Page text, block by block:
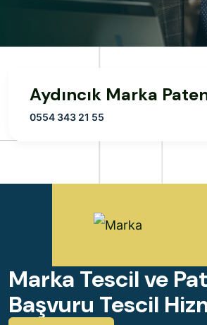
Aydıncık Marka
0554 343 21 55
Marka Tescil ve
Başvuru Tescil